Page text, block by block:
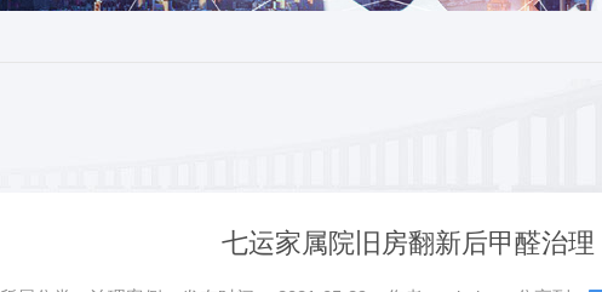
七运家属院旧房翻新后甲醛治理